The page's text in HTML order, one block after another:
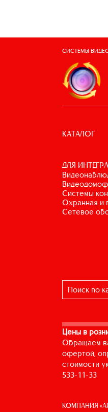
СИСТЕМЫ
КАТАЛОГ
ДЛЯ
системы
охранная
сетевое
Цены в
Обращаем
офертой,
стоимости
533-11-33
КОМПАНИЯ